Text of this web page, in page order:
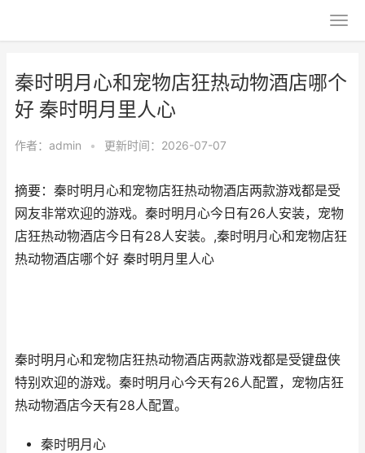
秦时明月心和宠物店狂热动物酒店哪个
好 秦时明月里人心
作者： admin • 更新时间：2026-07-07
摘要：秦时明月心和宠物店狂热动物酒店两款游戏都是受
网友非常欢迎的游戏。秦时明月心今日有26人安装，宠物
店狂热动物酒店今日有28人安装。,秦时明月心和宠物店狂
热动物酒店哪个好 秦时明月里人心
秦时明月心和宠物店狂热动物酒店两款游戏都是受键盘侠
特别欢迎的游戏。秦时明月心今天有26人配置，宠物店狂
热动物酒店今天有28人配置。
秦时明月心